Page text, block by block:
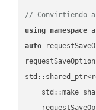
// Convirtiendo a
using namespace
auto